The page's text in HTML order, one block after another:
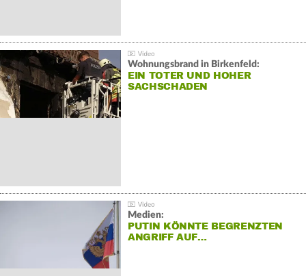
Wohnungsbrand in Birkenfeld:
EIN TOTER UND HOHER
SACHSCHADEN
Medien:
PUTIN KÖNNTE BEGRENZTEN
ANGRIFF AUF…